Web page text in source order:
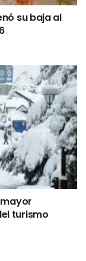
su baja al
turismo